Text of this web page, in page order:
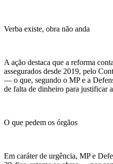
Verba existe, obra não anda
A ação destaca que a reforma
assegurados desde 2019, pelo
— o que, segundo o MP e a
de falta de dinheiro para justificar
O que pedem os órgãos
Em caráter de urgência, MP e